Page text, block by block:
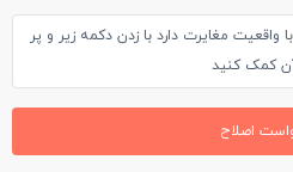
مغایرت دارد با زدن دکمه زیر و پر
کمک کنید
اصلاح